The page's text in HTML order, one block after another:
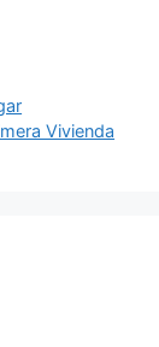
Vivienda